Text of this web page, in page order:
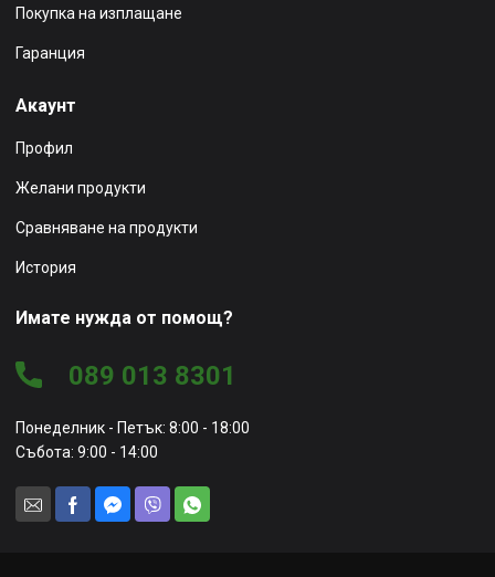
Покупка на изплащане
Гаранция
Акаунт
Профил
Желани продукти
Сравняване на продукти
История
Имате нужда от помощ?
089 013 8301
Понеделник - Петък: 8:00 - 18:00
Събота: 9:00 - 14:00